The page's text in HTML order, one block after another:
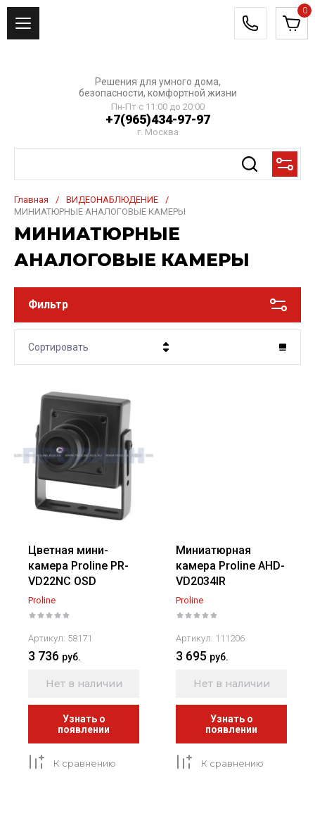
0
Решения для умного дома,
безопасности, комфортной жизни
Пн-Пт с 11:00 до 20:00
+7(965)434-97-97
г. Москва
Главная / ВИДЕОНАБЛЮДЕНИЕ
/
МИНИАТЮРНЫЕ АНАЛОГОВЫЕ КАМЕРЫ
МИНИАТЮРНЫЕ
АНАЛОГОВЫЕ КАМЕРЫ
Фильтр
Сортировать
Цена - возрастание
Название - Я-А
Название - А-Я
Цветная мини-
камера Proline PR-
VD22NC OSD
Proline
Артикул: 58171
3 736 руб.
Нет в наличии
Узнать о
появлении
К сравнению
Миниатюрная
камера Proline AHD-
VD2034IR
Proline
Артикул: 111206
3 695 руб.
Нет в наличии
Узнать о
появлении
К сравнению